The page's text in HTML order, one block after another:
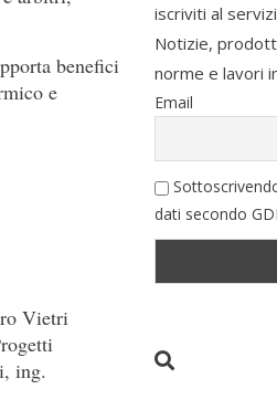
benefici
e
Vietri
ing.
iscriviti al
Notizie,
norme e lavori
Email
dati secondo